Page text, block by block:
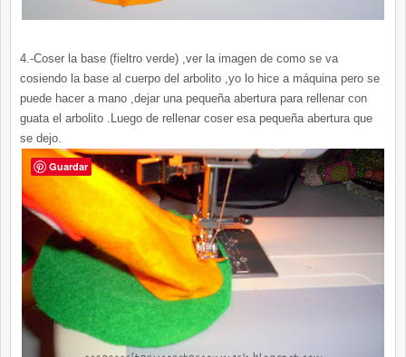
4.-Coser la base (fieltro verde) ,ver la imagen de como se va
cosiendo la base al cuerpo del arbolito ,yo lo hice a máquina pero se
puede hacer a mano ,dejar una pequeña abertura para rellenar con
guata el arbolito .Luego de rellenar coser esa pequeña abertura que
se dejo.
Guardar